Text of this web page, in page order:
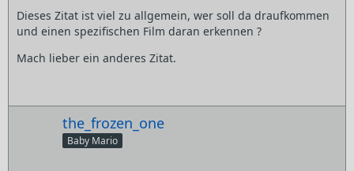
Dieses Zitat ist viel zu allgemein, wer soll da draufkommen
und einen spezifischen Film daran erkennen ?
Mach lieber ein anderes Zitat.
the_frozen_one
Baby Mario